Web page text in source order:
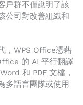
戶群不僅說明了該
公司對改善組織和
，WPS Office憑藉
的 AI 平行翻譯
和 PDF 文檔，
多語言團隊或使用